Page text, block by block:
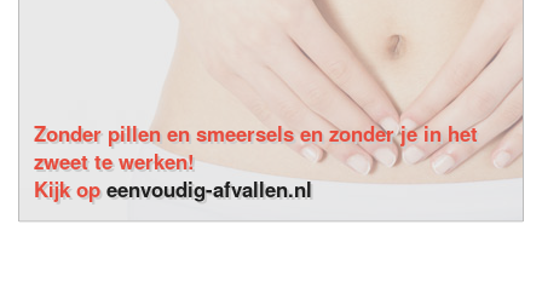
Zonder pillen en smeersels en zonder je in het
zweet te werken!
Kijk opeenvoudig-afvallen.nl